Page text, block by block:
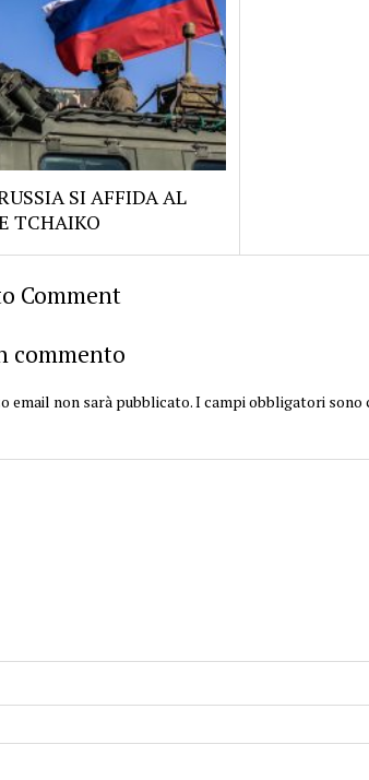
SI AFFIDA AL
TCHAIKO
Comment
commento
email non sarà pubblicato.I campi obbligatori sono